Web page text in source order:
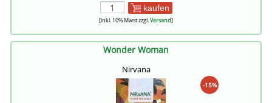
kaufen
[inkl. 10% Mwst zzgl.Versand]
Wonder Woman
Nirvana
-15%